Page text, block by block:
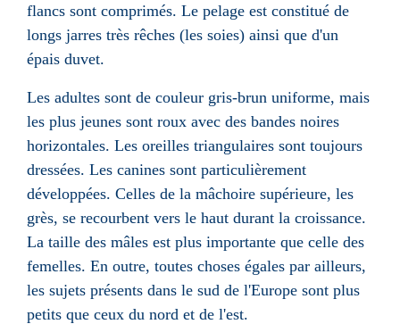
flancs sont comprimés. Le pelage est constitué de
longs jarres très rêches (les soies) ainsi que d'un
épais duvet.
Les adultes sont de couleur gris-brun uniforme, mais
les plus jeunes sont roux avec des bandes noires
horizontales. Les oreilles triangulaires sont toujours
dressées. Les canines sont particulièrement
développées. Celles de la mâchoire supérieure, les
grès, se recourbent vers le haut durant la croissance.
La taille des mâles est plus importante que celle des
femelles. En outre, toutes choses égales par ailleurs,
les sujets présents dans le sud de l'Europe sont plus
petits que ceux du nord et de l'est.